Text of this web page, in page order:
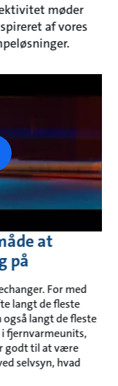
møder
af vores
at
på
For med
langt de fleste
langt de fleste
fjernvarmeunits,
godt til at være
selvsyn, hvad